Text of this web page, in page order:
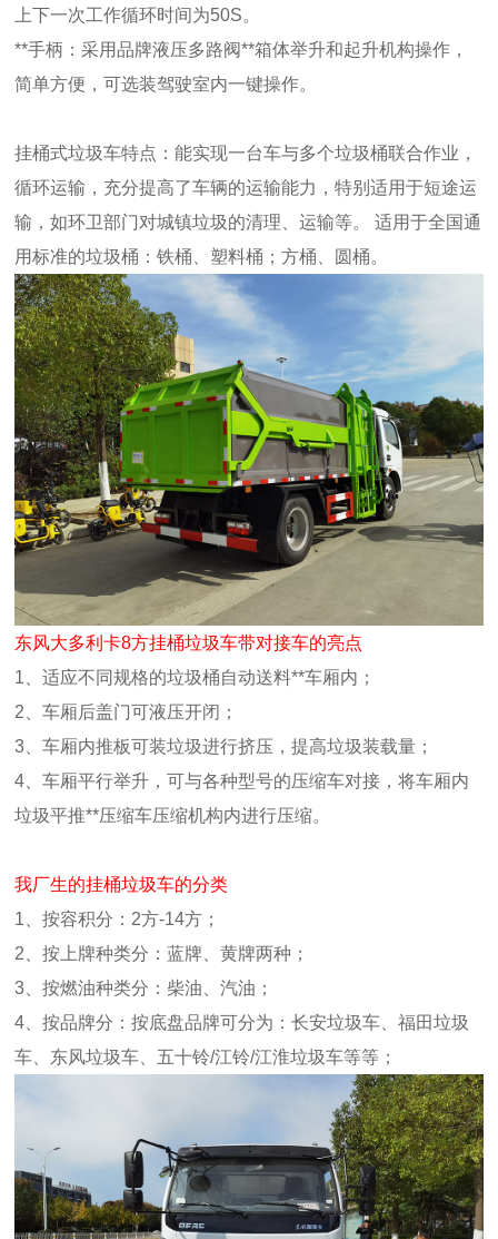
上下一次工作循环时间为50S。
**手柄：采用品牌液压多路阀**箱体举升和起升机构操作，
简单方便，可选装驾驶室内一键操作。
挂桶式垃圾车特点：能实现一台车与多个垃圾桶联合作业，
循环运输，充分提高了车辆的运输能力，特别适用于短途运
输，如环卫部门对城镇垃圾的清理、运输等。 适用于全国通
用标准的垃圾桶：铁桶、塑料桶；方桶、圆桶。
东风大多利卡8方挂桶垃圾车带对接车的亮点
1、适应不同规格的垃圾桶自动送料**车厢内；
2、车厢后盖门可液压开闭；
3、车厢内推板可装垃圾进行挤压，提高垃圾装载量；
4、车厢平行举升，可与各种型号的压缩车对接，将车厢内
垃圾平推**压缩车压缩机构内进行压缩。
我厂生的挂桶垃圾车的分类
1、按容积分：2方-14方；
2、按上牌种类分：蓝牌、黄牌两种；
3、按燃油种类分：柴油、汽油；
4、按品牌分：按底盘品牌可分为：长安垃圾车、福田垃圾
车、东风垃圾车、五十铃/江铃/江淮垃圾车等等；